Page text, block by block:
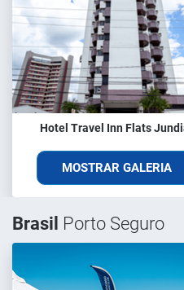
Hotel Travel Inn Flats
MOSTRAR GALERIA
Brasil Porto Seguro